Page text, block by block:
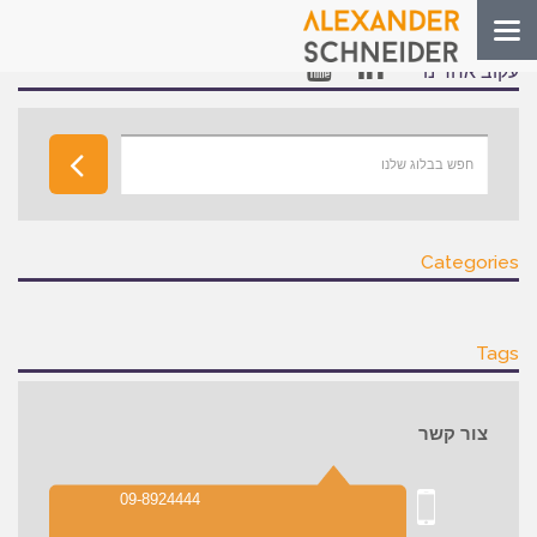
Toggle
navigation
עקוב אחרינו
Categories
Tags
צור קשר
09-8924444